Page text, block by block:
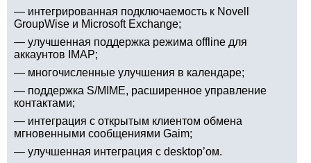
— интегрированная подключаемость к Novell
GroupWise и Microsoft Exchange;
— улучшенная поддержка режима offline для
аккаунтов IMAP;
— многочисленные улучшения в календаре;
— поддержка S/MIME, расширенное управление
контактами;
— интеграция с открытым клиентом обмена
мгновенными сообщениями Gaim;
— улучшенная интеграция с desktop’ом.